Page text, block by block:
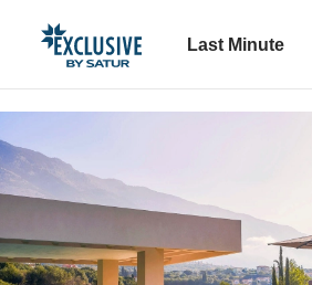
Last Minute